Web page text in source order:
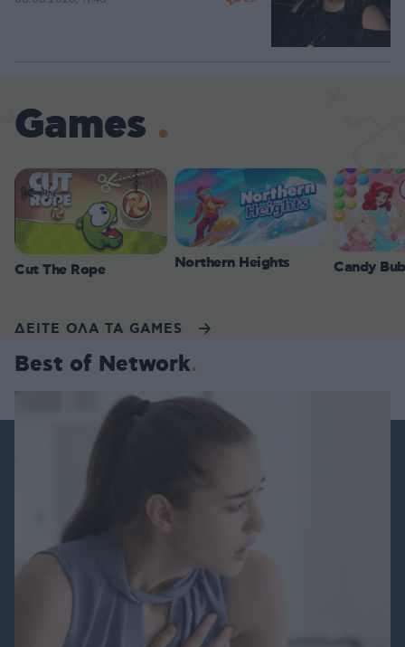
Games
Cut The Rope Northern Heights Candy
ΔΕΙΤΕ ΟΛΑ ΤΑ GAMES
Best of Network